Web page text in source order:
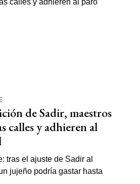
de Sadir, maestros
calles y adhieren al